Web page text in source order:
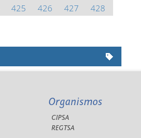
425 426 427
428
Organismos
CIPSA
REGTSA